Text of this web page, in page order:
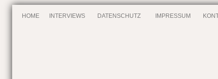
HOME INTERVIEWS DATENSCHUTZ IMPRESSUM